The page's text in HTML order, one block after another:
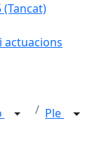
(Tancat)
actuacions
Ple